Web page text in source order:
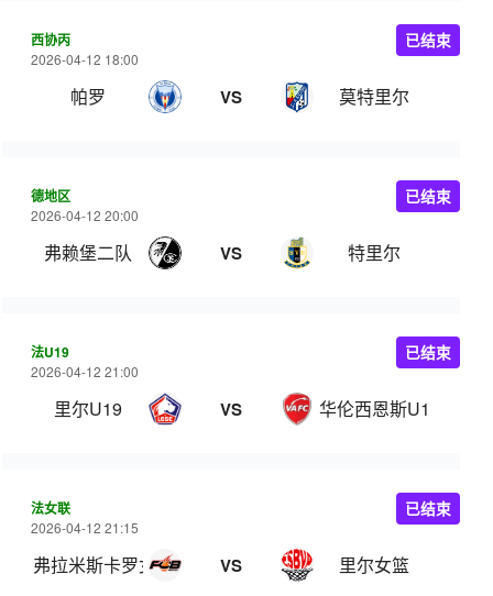
西协丙
2026-04-12 18:00
帕罗 VS 莫特里尔
已结束
德地区
2026-04-12 20:00
弗赖堡二队 VS 特里尔
已结束
法U19
2026-04-12 21:00
里尔U19 VS 华伦西恩斯U19
已结束
法女联
2026-04-12 21:15
弗拉米斯卡罗女篮 VS 里尔女篮
已结束